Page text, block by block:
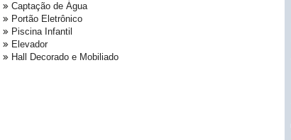
Captação de Água
Portão Eletrônico
Piscina Infantil
Elevador
Hall Decorado e Mobiliado